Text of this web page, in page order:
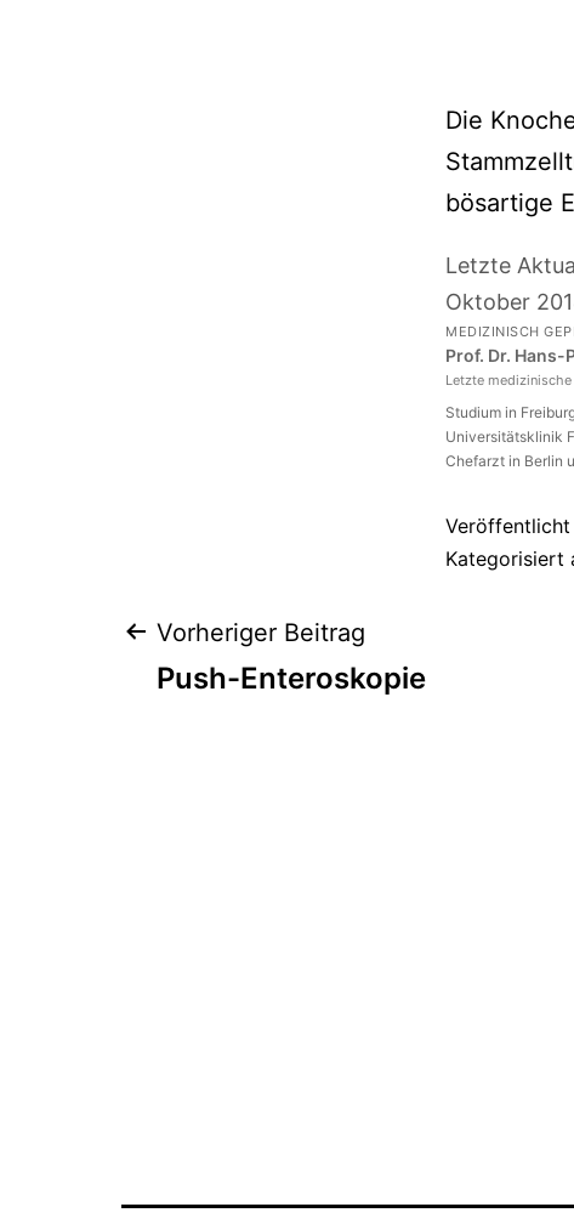
Die
bösartige
Letzte
Oktober
MEDIZINISCH
Prof. Dr. Hans-
Letzte medizinische
Studium in
Universitätsklinik
Chefarzt in Berlin
Veröffentlicht
Kategorisiert
Vorheriger Beitrag
Push-Enteroskopie